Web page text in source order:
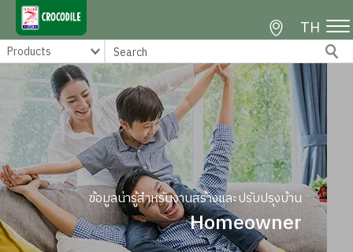
TH
ข้อมูลน่ารู้สำหรับงานสร้างและปรับปรุงบ้าน
Homeowner